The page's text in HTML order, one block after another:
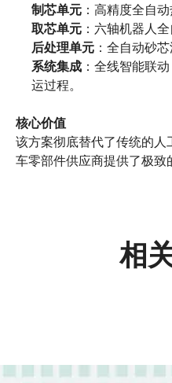
制芯单元 ：高精度全自
取芯单元 ：六轴机器人
后处理单元 ：全自动砂
系统集成 ：全线智能联
运过程。
核心价值
该方案彻底替代了传统的
车零部件供应商提供了极致
相